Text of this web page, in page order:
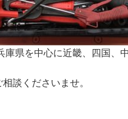
庫県を中心に近畿、四国、
談くださいませ。